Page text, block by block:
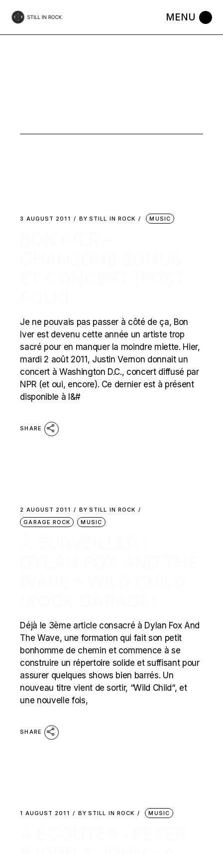
the
3 AUGUST 2011 BY STILL IN ROCK MUSIC
Je ne pouvais pas passer à côté de ça, Bon
Iver est devenu cette année un artiste trop
sacré pour en manquer la moindre miette. Hier,
mardi 2 août 2011, Justin Vernon donnait un
concert à Washington D.C., concert diffusé par
NPR (et oui, encore). Ce dernier est à présent
disponible à l&#
SHARE
2 AUGUST 2011 BY STILL IN ROCK
GARAGE ROCK
MUSIC
Déjà le 3ème article consacré à Dylan Fox And
The Wave, une formation qui fait son petit
bonhomme de chemin et commence à se
construire un répertoire solide et suffisant pour
assurer quelques shows bien barrés. Un
nouveau titre vient de sortir, “Wild Child“, et
une nouvelle fois,
SHARE
1 AUGUST 2011 BY STILL IN ROCK MUSIC